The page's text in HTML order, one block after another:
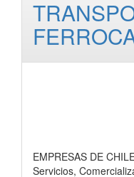
EMPRESAS DE
Servicios,